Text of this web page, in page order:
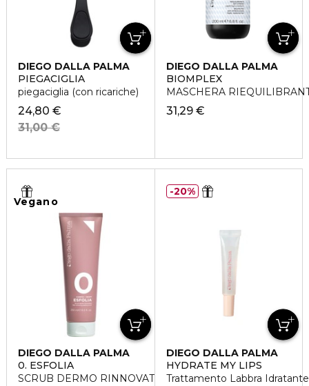
DIEGO DALLA PALMA
PIEGACIGLIA
piegaciglia (con ricariche)
24,80 €
31,00 €
DIEGO DALLA PALMA
BIOMPLEX
MASCHERA
31,29 €
Vegano
DIEGO DALLA PALMA
0. ESFOLIA
SCRUB DERMO RINNOVATORE
DIEGO DALLA PALMA
HYDRATE MY LIPS
Trattamento Labbra Idratante
20%